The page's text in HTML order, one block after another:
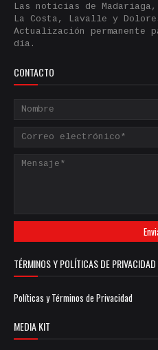
Las noticias de
La Costa, Lavalle y
Actualización
día.
CONTACTO
TÉRMINOS Y POLÍTICAS DE PRIVACIDAD
Políticas y Términos de Privacidad
MEDIA KIT